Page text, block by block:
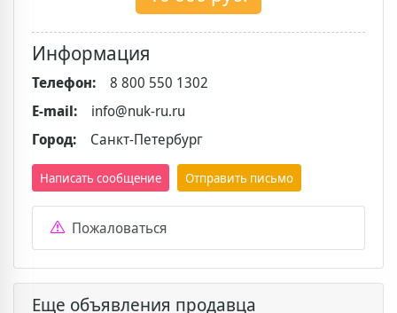
Информация
Телефон:
8 800 550 1302
E-mail:
info@nuk-ru.ru
Город:
Санкт-Петербург
Написать сообщение Отправить письмо
Пожаловаться
Еще объявления продавца